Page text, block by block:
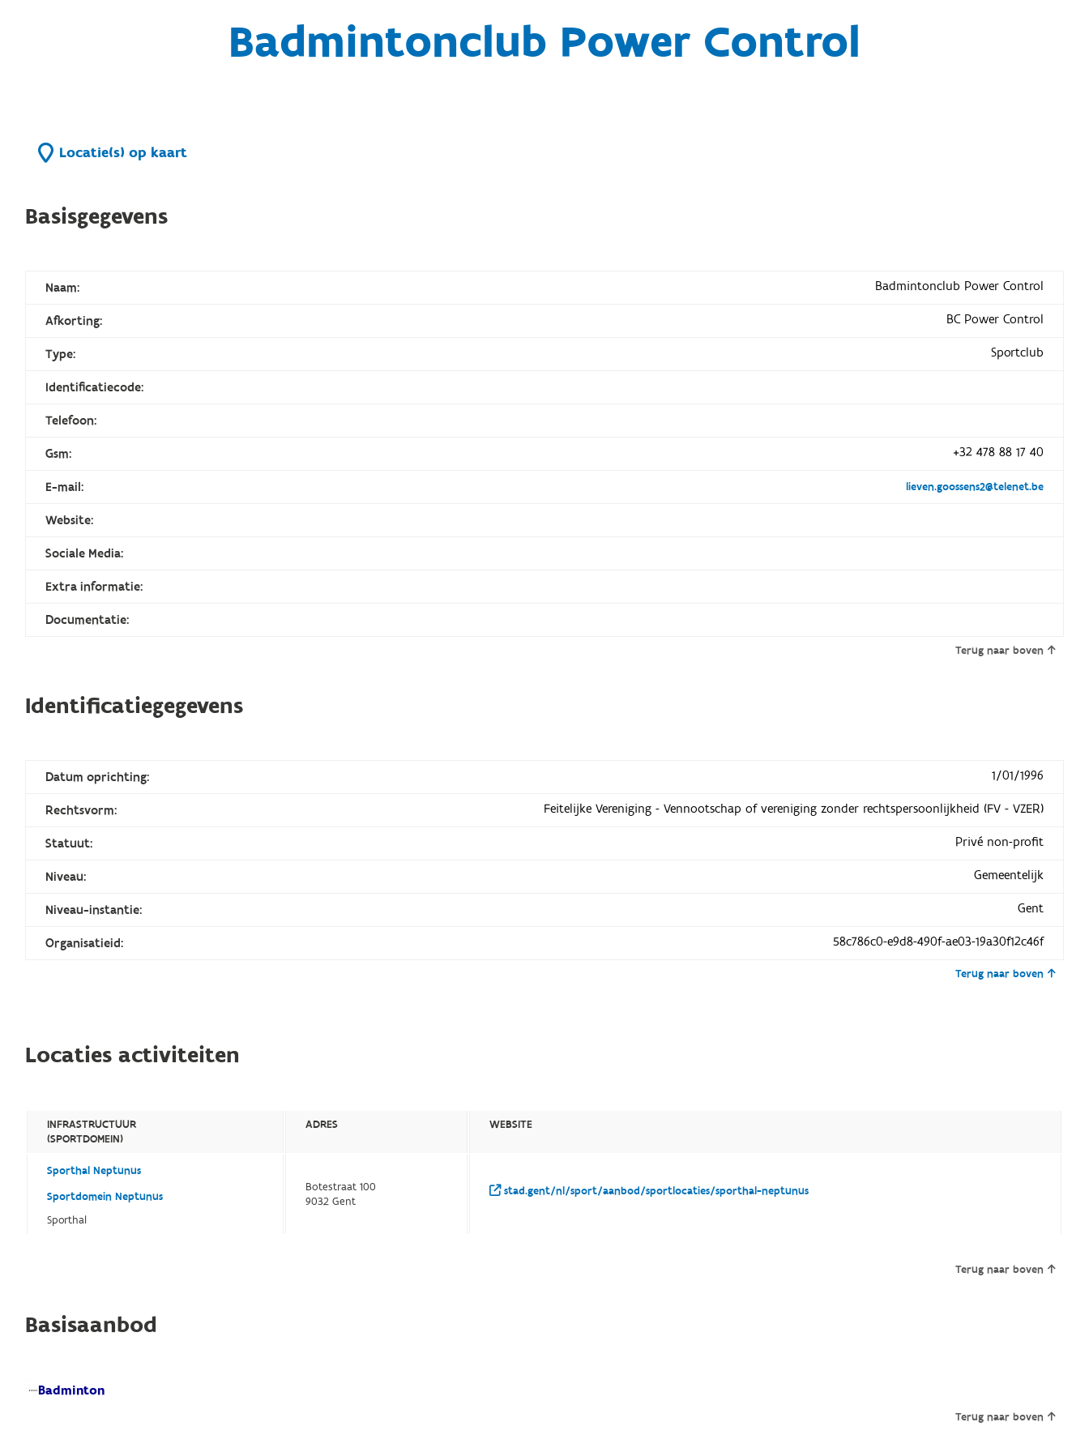
Badmintonclub Power Control
Locatie(s) op kaart
Basisgegevens
Naam: Badmintonclub Power Control
Afkorting: BC Power Control
Type: Sportclub
Identificatiecode:
Telefoon:
Gsm: +32 478 88 17 40
E-mail: lieven.goossens2@telenet.be
Website:
Sociale Media:
Extra informatie:
Documentatie:
Terug naar boven
Identificatiegegevens
Datum oprichting: 1/01/1996
Rechtsvorm: Feitelijke Vereniging - Vennootschap of vereniging zonder rechtspersoonlijkheid (FV - VZER)
Statuut: Privé non-profit
Niveau: Gemeentelijk
Niveau-instantie: Gent
Organisatieid: 58c786c0-e9d8-490f-ae03-19a30f12c46f
Terug naar boven
Locaties activiteiten
INFRASTRUCTUUR
(SPORTDOMEIN)
ADRES WEBSITE
Sporthal Neptunus
Sportdomein Neptunus
Sporthal
Botestraat 100
9032 Gent
stad.gent/nl/sport/aanbod/sportlocaties/sporthal-neptunus
Terug naar boven
Basisaanbod
Badminton
Terug naar boven